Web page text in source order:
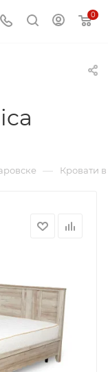
0
— Кровати